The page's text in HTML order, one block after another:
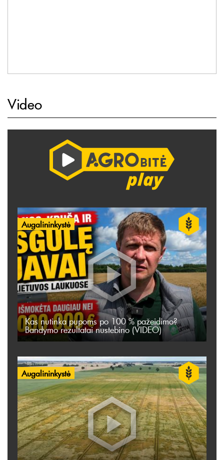
Video
Augalininkystė
Kas nutinka pupoms po 100 % pažeidimo?
Bandymo rezultatai nustebino (VIDEO)
Augalininkystė